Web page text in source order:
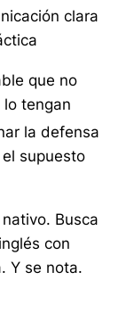
clara
que no
tengan
la defensa
supuesto
Busca
con
Y se nota.